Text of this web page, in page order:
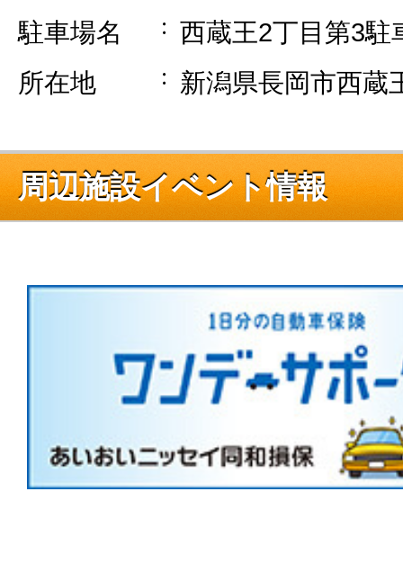
駐車場名
西蔵王2丁目第3駐
所在地
新潟県長岡市西蔵
周辺施設イベント情報